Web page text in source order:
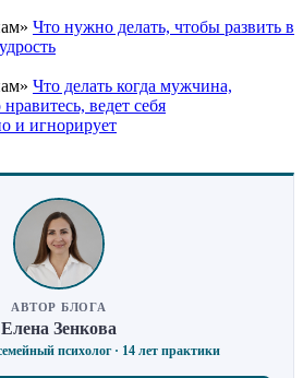
Что нужно делать, чтобы развить в
Что делать когда мужчина,
ведет себя
и игнорирует
АВТОР БЛОГА
Елена Зенкова
психолог · 14 лет практики